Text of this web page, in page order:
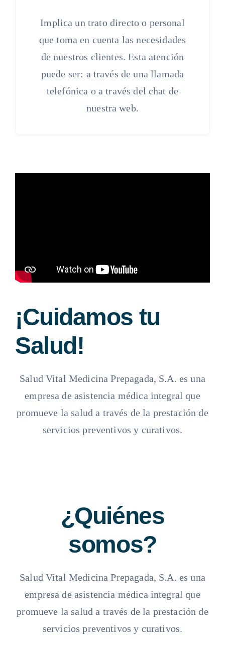
Implica un trato directo o personal
que toma en cuenta las necesidades
de nuestros clientes. Esta atención
puede ser: a través de una llamada
telefónica o a través del chat de
nuestra web.
¡Cuidamos tu
Salud!
Salud Vital Medicina Prepagada, S.A. es una
empresa de asistencia médica integral que
promueve la salud a través de la prestación de
servicios preventivos y curativos.
¿Quiénes
somos?
Salud Vital Medicina Prepagada, S.A. es una
empresa de asistencia médica integral que
promueve la salud a través de la prestación de
servicios preventivos y curativos.